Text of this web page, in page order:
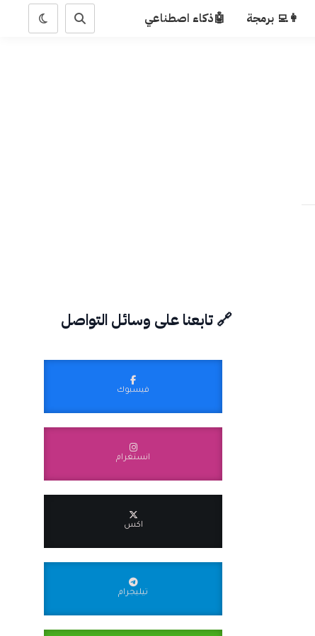
👩‍💻 برمجة 🤖ذكاء اصطناعي
🔗 تابعنا على وسائل التواصل
فيسبوك
انستغرام
اكس
تيليجرام